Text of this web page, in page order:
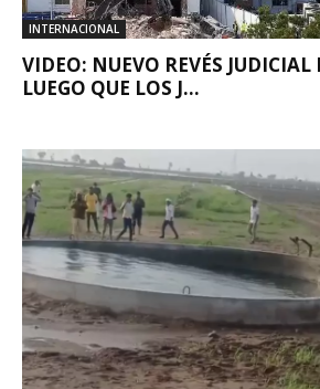
INTERNACIONAL
VIDEO: NUEVO REVÉS
LUEGO QUE LOS J...